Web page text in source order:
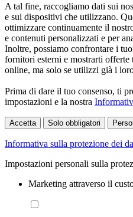
A tal fine, raccogliamo dati sui
e sui dispositivi che utilizzano.
ottimizzare continuamente il
e contenuti personalizzati e per
Inoltre, possiamo confrontare i
fornitori esterni e mostrarti
online, ma solo se utilizzi già i
Prima di dare il tuo consenso, ti
impostazioni e la nostra
Accetta Solo obbligatori
Informativa sulla protezione dei
Impostazioni personali sulla
Marketing attraverso il